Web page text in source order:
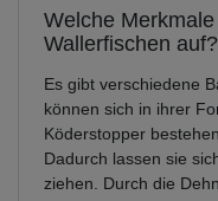
Welche
Wallerfischen auf?
Es gibt verschiedene
können sich in ihrer
Köderstopper
Dadurch lassen sie
ziehen. Durch die